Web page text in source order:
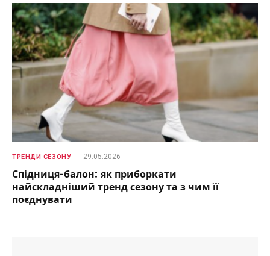
ТРЕНДИ СЕЗОНУ 29.05.2026
Спідниця-балон: як приборкати
найскладніший тренд сезону та з чим її
поєднувати